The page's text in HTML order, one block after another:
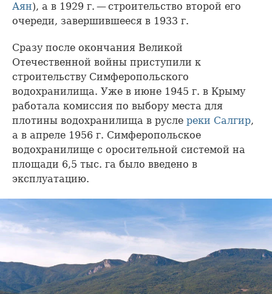
Аян), а в 1929 г. — строительство второй его
очереди, завершившееся в 1933 г.
Сразу после окончания Великой
Отечественной войны приступили к
строительству Симферопольского
водохранилища. Уже в июне 1945 г. в Крыму
работала комиссия по выбору места для
плотины водохранилища в русле реки Салгир,
а в апреле 1956 г. Симферопольское
водохранилище с оросительной системой на
площади 6,5 тыс. га было введено в
эксплуатацию.